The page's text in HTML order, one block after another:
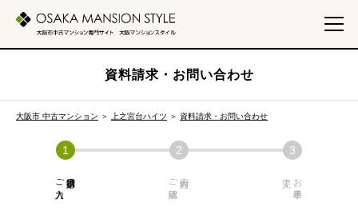
資料請求・お問い合わせ
大阪市 中古マンション ＞ 上之宮台ハイツ ＞ 資料請求・お問い合わせ
必須項目の
ご入力 内容の
ご確認 お手続き